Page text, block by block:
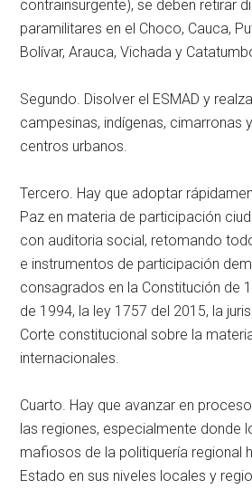
contrainsurgente), se deben retirar
paramilitares en el Choco, Cauca,
Bolívar, Arauca, Vichada y
Segundo. Disolver el ESMAD y
campesinas, indígenas, cimarronas
centros urbanos.
Tercero. Hay que adoptar
Paz en materia de participación
con auditoria social, retomando
e instrumentos de participación
consagrados en la Constitución de
de 1994, la ley 1757 del 2015, la
Corte constitucional sobre la
internacionales.
Cuarto. Hay que avanzar en
las regiones, especialmente donde
mafiosos de la politiquería regional
Estado en sus niveles locales y